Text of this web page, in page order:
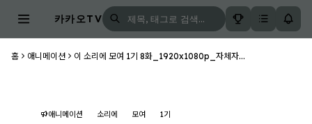
카카오TV
홈 애니메이션 이 소리에 모여 1기 8화_1920x1080p_자체자...
애니메이션 소리에 모여 1기